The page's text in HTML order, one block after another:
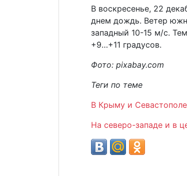
В воскресенье, 22
днем дождь. Ветер
западный 10-15 м/с.
+9…+11 градусов.
Фото: pixabay.com
Теги по теме
В Крыму и
На северо-западе и в